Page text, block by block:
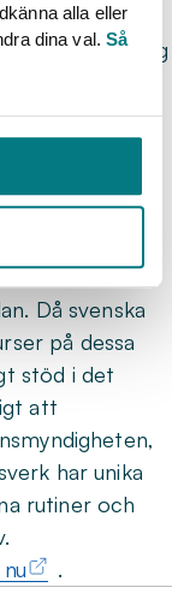
alla eller
dina val.Så
för att
provtagning
Den
är personal vid
föreskrifter
2022 och
vid
som inte minst
Då svenska
på dessa
stöd i det
att
har unika
rutiner och
.